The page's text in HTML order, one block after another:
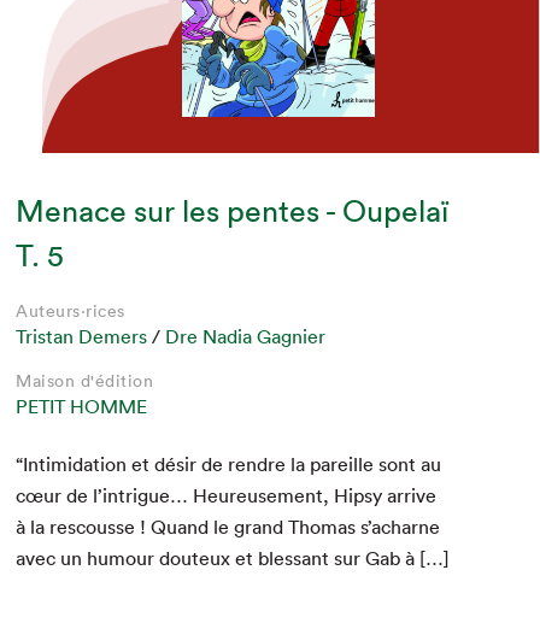
Menace sur les pentes - Oupelaï
T. 5
Auteurs·rices
Tristan Demers / Dre Nadia Gagnier
Maison d'édition
PETIT HOMME
“Intim­i­da­tion et désir de ren­dre la pareille sont au
cœur de l’intrigue… Heureuse­ment, Hip­sy arrive
à la rescousse ! Quand le grand Thomas s’acharne
avec un humour dou­teux et blessant sur Gab à […]